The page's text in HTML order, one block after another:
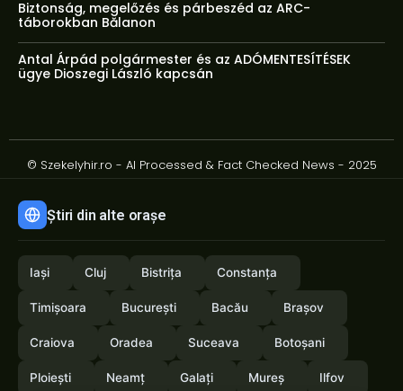
Biztonság, megelőzés és párbeszéd az ARC-
táborokban Bălanon
Antal Árpád polgármester és az ADÓMENTESÍTÉSEK
ügye Dioszegi László kapcsán
© Szekelyhir.ro - AI Processed & Fact Checked News - 2025
Știri din alte orașe
Iași Cluj Bistrița Constanța
Timișoara București Bacău Brașov
Craiova Oradea Suceava Botoșani
Ploiești Neamț Galați Mureș Ilfov